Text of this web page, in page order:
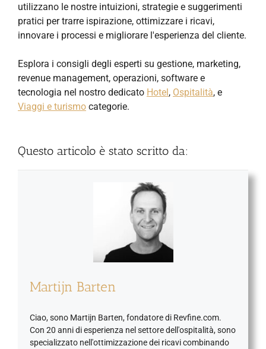
utilizzano le nostre intuizioni, strategie e suggerimenti
pratici per trarre ispirazione, ottimizzare i ricavi,
innovare i processi e migliorare l'esperienza del cliente.
Esplora i consigli degli esperti su gestione, marketing,
revenue management, operazioni, software e
tecnologia nel nostro dedicato Hotel , Ospitalità, e
Viaggi e turismo categorie.
Questo articolo è stato scritto da:
Martijn Barten
Ciao, sono Martijn Barten, fondatore di Revfine.com.
Con 20 anni di esperienza nel settore dell'ospitalità, sono
specializzato nell'ottimizzazione dei ricavi combinando